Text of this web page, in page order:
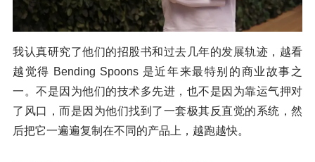
我认真研究了他们的招股书和过去几年的发展轨迹，越看
越觉得 Bending Spoons 是近年来最特别的商业故事之
一。不是因为他们的技术多先进，也不是因为靠运气押对
了风口，而是因为他们找到了一套极其反直觉的系统，然
后把它一遍遍复制在不同的产品上，越跑越快。